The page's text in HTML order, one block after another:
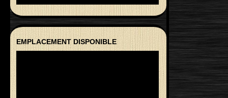
EMPLACEMENT DISPONIBLE